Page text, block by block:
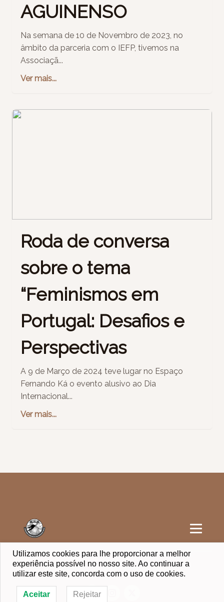
AGUINENSO
Na semana de 10 de Novembro de 2023, no
âmbito da parceria com o IEFP, tivemos na
Associaçã...
Ver mais...
Roda de conversa
sobre o tema
“Feminismos em
Portugal: Desafios e
Perspectivas
A 9 de Março de 2024 teve lugar no Espaço
Fernando Ká o evento alusivo ao Dia
Internacional...
Ver mais...
© AGUINENSO - Com todos os Direitos reservados
Utilizamos cookies para lhe proporcionar a melhor
experiência possível no nosso site. Ao continuar a
utilizar este site, concorda com o uso de cookies.
Aceitar Rejeitar